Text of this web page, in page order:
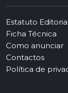
Estatuto
Ficha Técnica
Como anunciar
Contactos
Política de